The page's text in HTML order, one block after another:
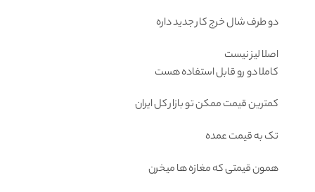
دو طرف شال خرج کار جدید داره
اصلا لیز نیست
کاملا دو رو قابل استفاده هست
کمترین قیمت ممکن تو بازار کل ایران
تک به قیمت عمده
همون قیمتی که مغازه ها میخرن